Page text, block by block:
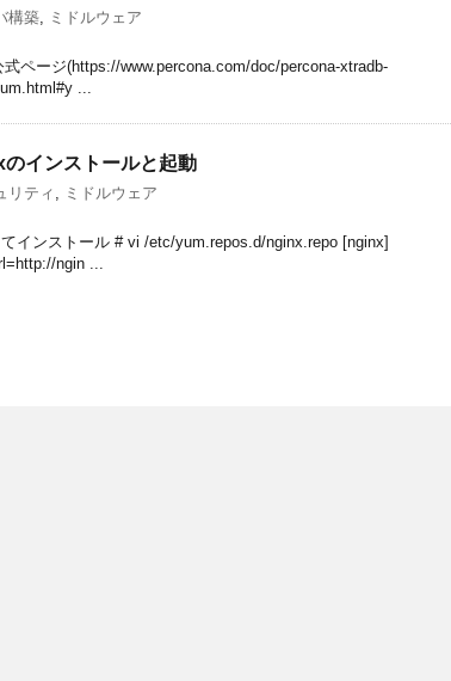
構築, ミドルウェア
ページ(https://www.percona.com/doc/percona-xtradb-
...
インストールと起動
リティ , ミドルウェア
インストール # vi /etc/yum.repos.d/nginx.repo [nginx]
ngin ...